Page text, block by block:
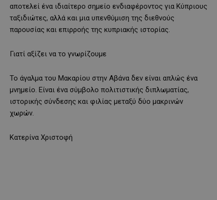
αποτελεί ένα ιδιαίτερο σημείο ενδιαφέροντος για Κύπριους
ταξιδιώτες, αλλά και μια υπενθύμιση της διεθνούς
παρουσίας και επιρροής της κυπριακής ιστορίας.
Γιατί αξίζει να το γνωρίζουμε
Το άγαλμα του Μακαρίου στην Αβάνα δεν είναι απλώς ένα
μνημείο. Είναι ένα σύμβολο πολιτιστικής διπλωματίας,
ιστορικής σύνδεσης και φιλίας μεταξύ δύο μακρινών
χωρών.
Κατερίνα Χριστοφή